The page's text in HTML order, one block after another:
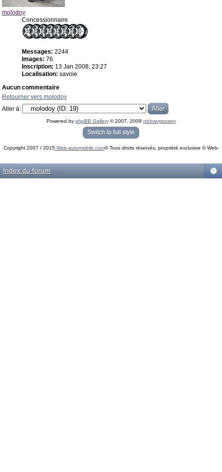
molodoy
Concessionnaire
Messages: 2244
Images: 76
Inscription: 13 Jan 2008, 23:27
Localisation: savoie
Aucun commentaire
Retourner vers molodoy
Aller à:
Powered by phpBB Gallery© 2007, 2009 nickvergessen
« phpBB Gallery » - Traduction française par
darky
Switch to full style
Copyright 2007 / 2015Web-automobile.com® Tous droits réservés, propriété exclusive © Web-
Index du forum